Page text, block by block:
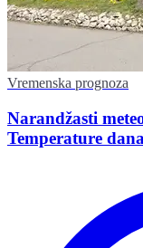
Vremenska prognoza
Narandžasti
Temperature